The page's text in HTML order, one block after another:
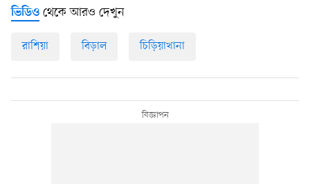
ভিডিও থেকে আরও দেখুন
রাশিয়া বিড়াল চিড়িয়াখানা